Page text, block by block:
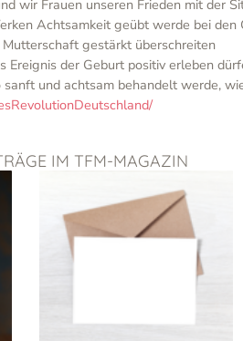
wir Frauen unseren Frieden mit der
Achtsamkeit geübt werde bei den
gestärkt überschreiten
Ereignis der Geburt positiv erleben
und achtsam behandelt werde,
IM TFM-MAGAZIN